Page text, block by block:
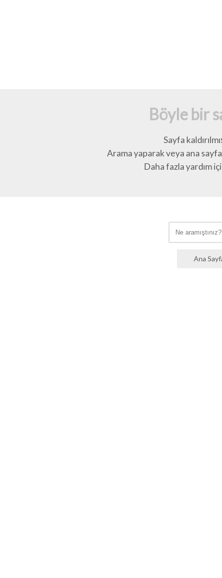
Böyle bir
Sayfa
Arama yaparak veya ana
Daha fazla yardım
Ana